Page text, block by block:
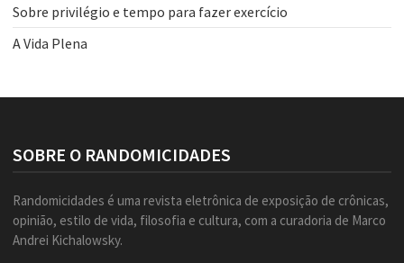
Sobre privilégio e tempo para fazer exercício
A Vida Plena
SOBRE O RANDOMICIDADES
Randomicidades é uma revista eletrônica de exposição de crônicas,
opinião, estilo de vida, filosofia e cultura, com a curadoria de Marco
Andrei Kichalowsky.